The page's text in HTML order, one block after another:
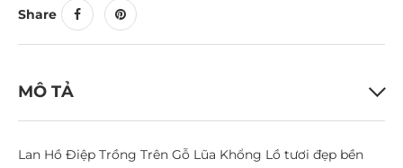
Share
MÔ TẢ
Lan Hồ Điệp Trồng Trên Gỗ Lũa Khổng Lồ tươi đẹp bền